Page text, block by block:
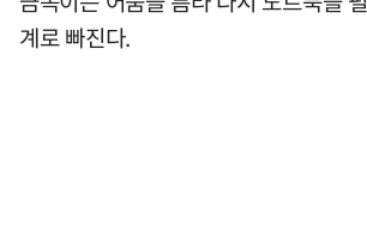
계로 빠진다.